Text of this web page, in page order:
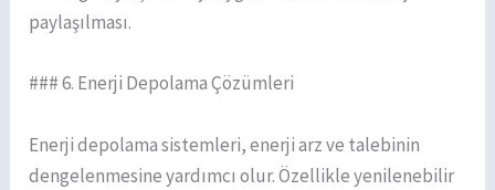
paylaşılması.
### 6. Enerji Depolama Çözümleri
Enerji depolama sistemleri, enerji arz ve talebinin
dengelenmesine yardımcı olur. Özellikle yenilenebilir